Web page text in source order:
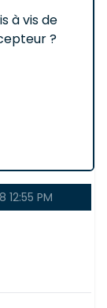
à vis de
?
12:55 PM